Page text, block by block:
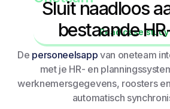
Read case study
Sluit naadloos
bestaande
De personeelsapp van oneteam
met je HR- en
werknemersgegevens, roosters
automatisch